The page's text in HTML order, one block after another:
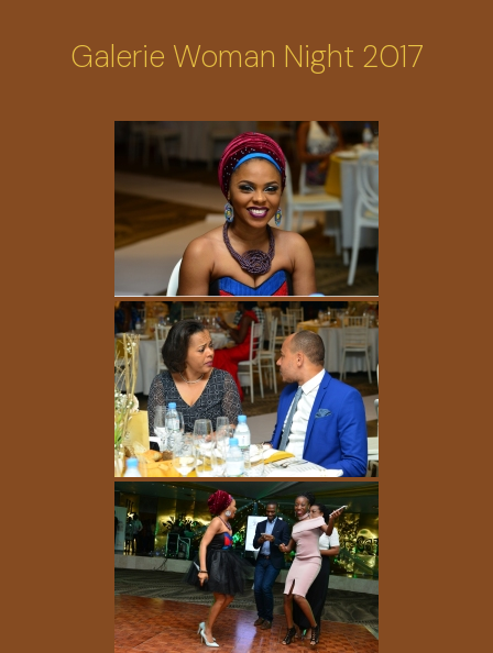
Galerie Woman Night 2017